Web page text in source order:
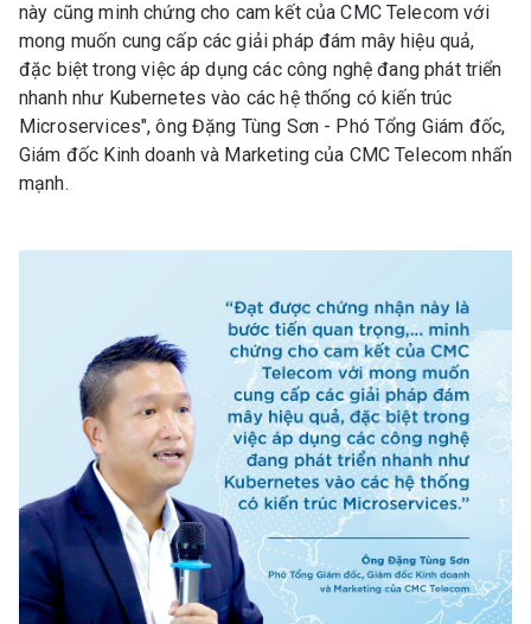
này cũng minh chứng cho cam kết của CMC Telecom với
mong muốn cung cấp các giải pháp đám mây hiệu quả,
đặc biệt trong việc áp dụng các công nghệ đang phát triển
nhanh như Kubernetes vào các hệ thống có kiến trúc
Microservices", ông Đặng Tùng Sơn - Phó Tổng Giám đốc,
Giám đốc Kinh doanh và Marketing của CMC Telecom nhấn
mạnh.